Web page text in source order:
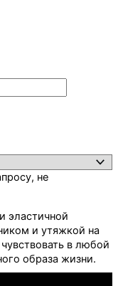
не
эластичной
и утяжкой на
в любой
образа жизни.